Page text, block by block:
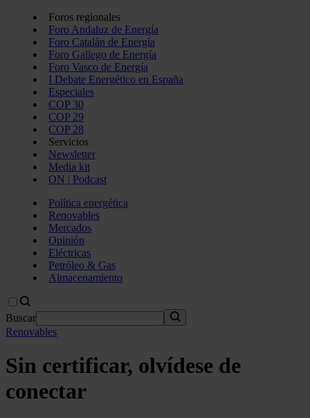
Foros regionales
Foro Andaluz de Energía
Foro Catalán de Energía
Foro Gallego de Energía
Foro Vasco de Energía
I Debate Energético en España
Especiales
COP 30
COP 29
COP 28
Servicios
Newsletter
Media kit
ON | Podcast
Política energética
Renovables
Mercados
Opinión
Eléctricas
Petróleo & Gas
Almacenamiento
Buscar
Renovables
Sin certificar, olvídese de
conectar